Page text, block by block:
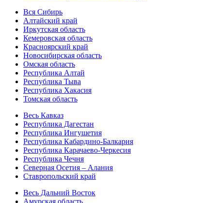
Вся Сибирь
Алтайский край
Иркутская область
Кемеровская область
Красноярский край
Новосибирская область
Омская область
Республика Алтай
Республика Тыва
Республика Хакасия
Томская область
Весь Кавказ
Республика Дагестан
Республика Ингушетия
Республика Кабардино-Балкария
Республика Карачаево-Черкесия
Республика Чечня
Северная Осетия – Алания
Ставропольский край
Весь Дальний Восток
Амурская область